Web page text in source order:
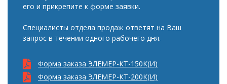
его и прикрепите к форме заявки.
Специалисты отдела продаж ответят на Ваш
запрос в течении одного рабочего дня.
Форма заказа ЭЛЕМЕР-КТ-150К(И)
Форма заказа ЭЛЕМЕР-КТ-200К(И)